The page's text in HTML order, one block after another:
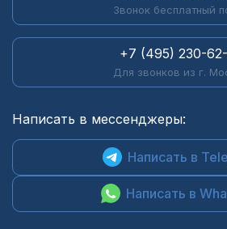
Звонок бесплатный
+7 (495) 230-
Для звонков из г.
Написать в мессенджеры:
Написать в
Написать в